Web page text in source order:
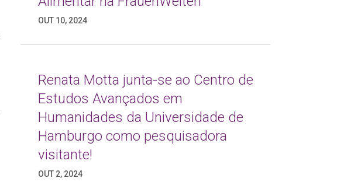
OUT 10, 2024
Renata Motta junta-se ao Centro de
Estudos Avançados em
Humanidades da Universidade de
Hamburgo como pesquisadora
visitante!
OUT 2, 2024